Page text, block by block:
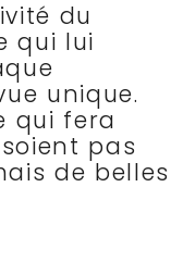
du
qui lui
unique.
qui fera
pas
de belles